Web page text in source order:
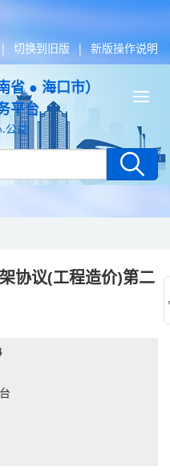
| 切换到旧版 | 新版操作说明
● 海口市）
平台
公益
协议(工程造价)第二